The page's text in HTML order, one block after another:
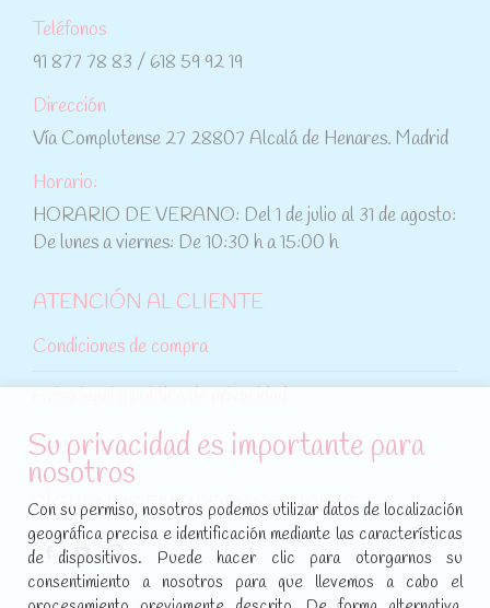
Teléfonos
91 877 78 83 / 618 59 92 19
Dirección
Vía Complutense 27 28807 Alcalá de Henares. Madrid
Horario:
HORARIO DE VERANO: Del 1 de julio al 31 de agosto:
De lunes a viernes: De 10:30 h a 15:00 h
ATENCIÓN AL CLIENTE
Condiciones de compra
Aviso legal y política de privacidad
Política de cookies
SÍGUENOS EN REDES SOCIALES
Encuéntranos en:
Facebook
page
YouTube
page
Instagram
page
Su privacidad es importante para
nosotros
Con su permiso, nosotros podemos utilizar datos de localización
geográfica precisa e identificación mediante las características
de dispositivos. Puede hacer clic para otorgarnos su
consentimiento a nosotros para que llevemos a cabo el